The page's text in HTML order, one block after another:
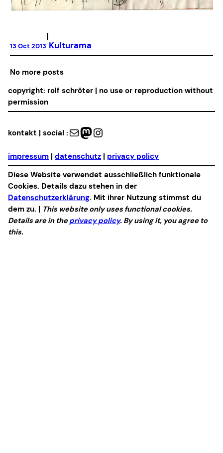
13 Oct 2013
|
Kulturama
No more posts
copyright: rolf schröter | no use or reproduction without
permission
kontakt | social : Mail Mastodon Instagram
impressum | datenschutz | privacy policy
Diese Website verwendet ausschließlich funktionale
Cookies. Details dazu stehen in der
Datenschutzerklärung. Mit ihrer Nutzung stimmst du
dem zu. | This website only uses functional cookies.
Details are in theprivacy policy. By using it, you agree to
this.